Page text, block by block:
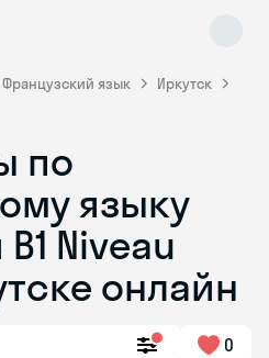
Французский язык
Иркутск
по
языку
Niveau
онлайн
0